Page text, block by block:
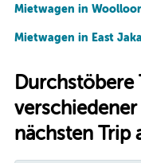
Mietwagen in
Mietwagen in East
Durchstöbere
nächsten Trip